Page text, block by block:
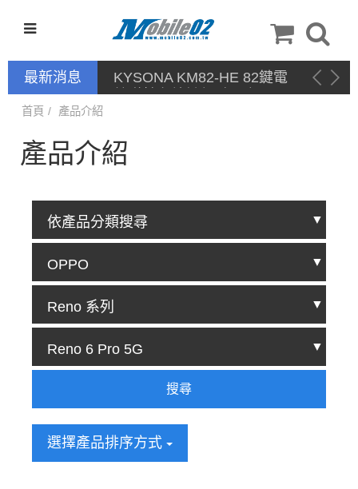
最新消息
KYSONA KM82-HE 82鍵電
競磁軸有線鍵盤 產品網頁驅
首頁 產品介紹
產品介紹
搜尋
選擇產品排序方式